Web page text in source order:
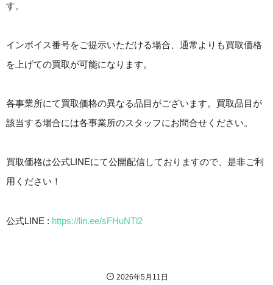
す。
インボイス番号をご提示いただける場合、通常よりも買取価格
を上げての買取が可能になります。
各事業所にて買取価格の異なる品目がございます。買取品目が
該当する場合には各事業所のスタッフにお問合せください。
買取価格は公式LINEにて公開配信しておりますので、是非ご利
用ください！
公式LINE : https://lin.ee/sFHuNTl2
2026年5月11日